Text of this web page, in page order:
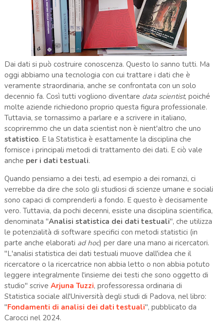
Dai dati si può costruire conoscenza. Questo lo sanno tutti. Ma
oggi abbiamo una tecnologia con cui trattare i dati che è
veramente straordinaria, anche se confrontata con un solo
decennio fa. Così tutti vogliono diventare data scientist, poiché
molte aziende richiedono proprio questa figura professionale.
Tuttavia, se tornassimo a parlare e a scrivere in italiano,
scopriremmo che un data scientist non è nient'altro che uno
statistico. E la Statistica è esattamente la disciplina che
fornisce i principali metodi di trattamento dei dati. E ciò vale
anche per i dati testuali.
Quando pensiamo a dei testi, ad esempio a dei romanzi, ci
verrebbe da dire che solo gli studiosi di scienze umane e sociali
sono capaci di comprenderli a fondo. E questo è decisamente
vero. Tuttavia, da pochi decenni, esiste una disciplina scientifica,
denominata "Analisi statistica dei dati testuali", che utilizza
le potenzialità di software specifici con metodi statistici (in
parte anche elaborati ad hoc) per dare una mano ai ricercatori.
"L'analisi statistica dei dati testuali muove dall'idea che il
ricercatore o la ricercatrice non abbia letto o non abbia potuto
leggere integralmente l'insieme dei testi che sono oggetto di
studio" scrive Arjuna Tuzzi, professoressa ordinaria di
Statistica sociale all'Università degli studi di Padova, nel libro:
"Fondamenti di analisi dei dati testuali", pubblicato da
Carocci nel 2024.